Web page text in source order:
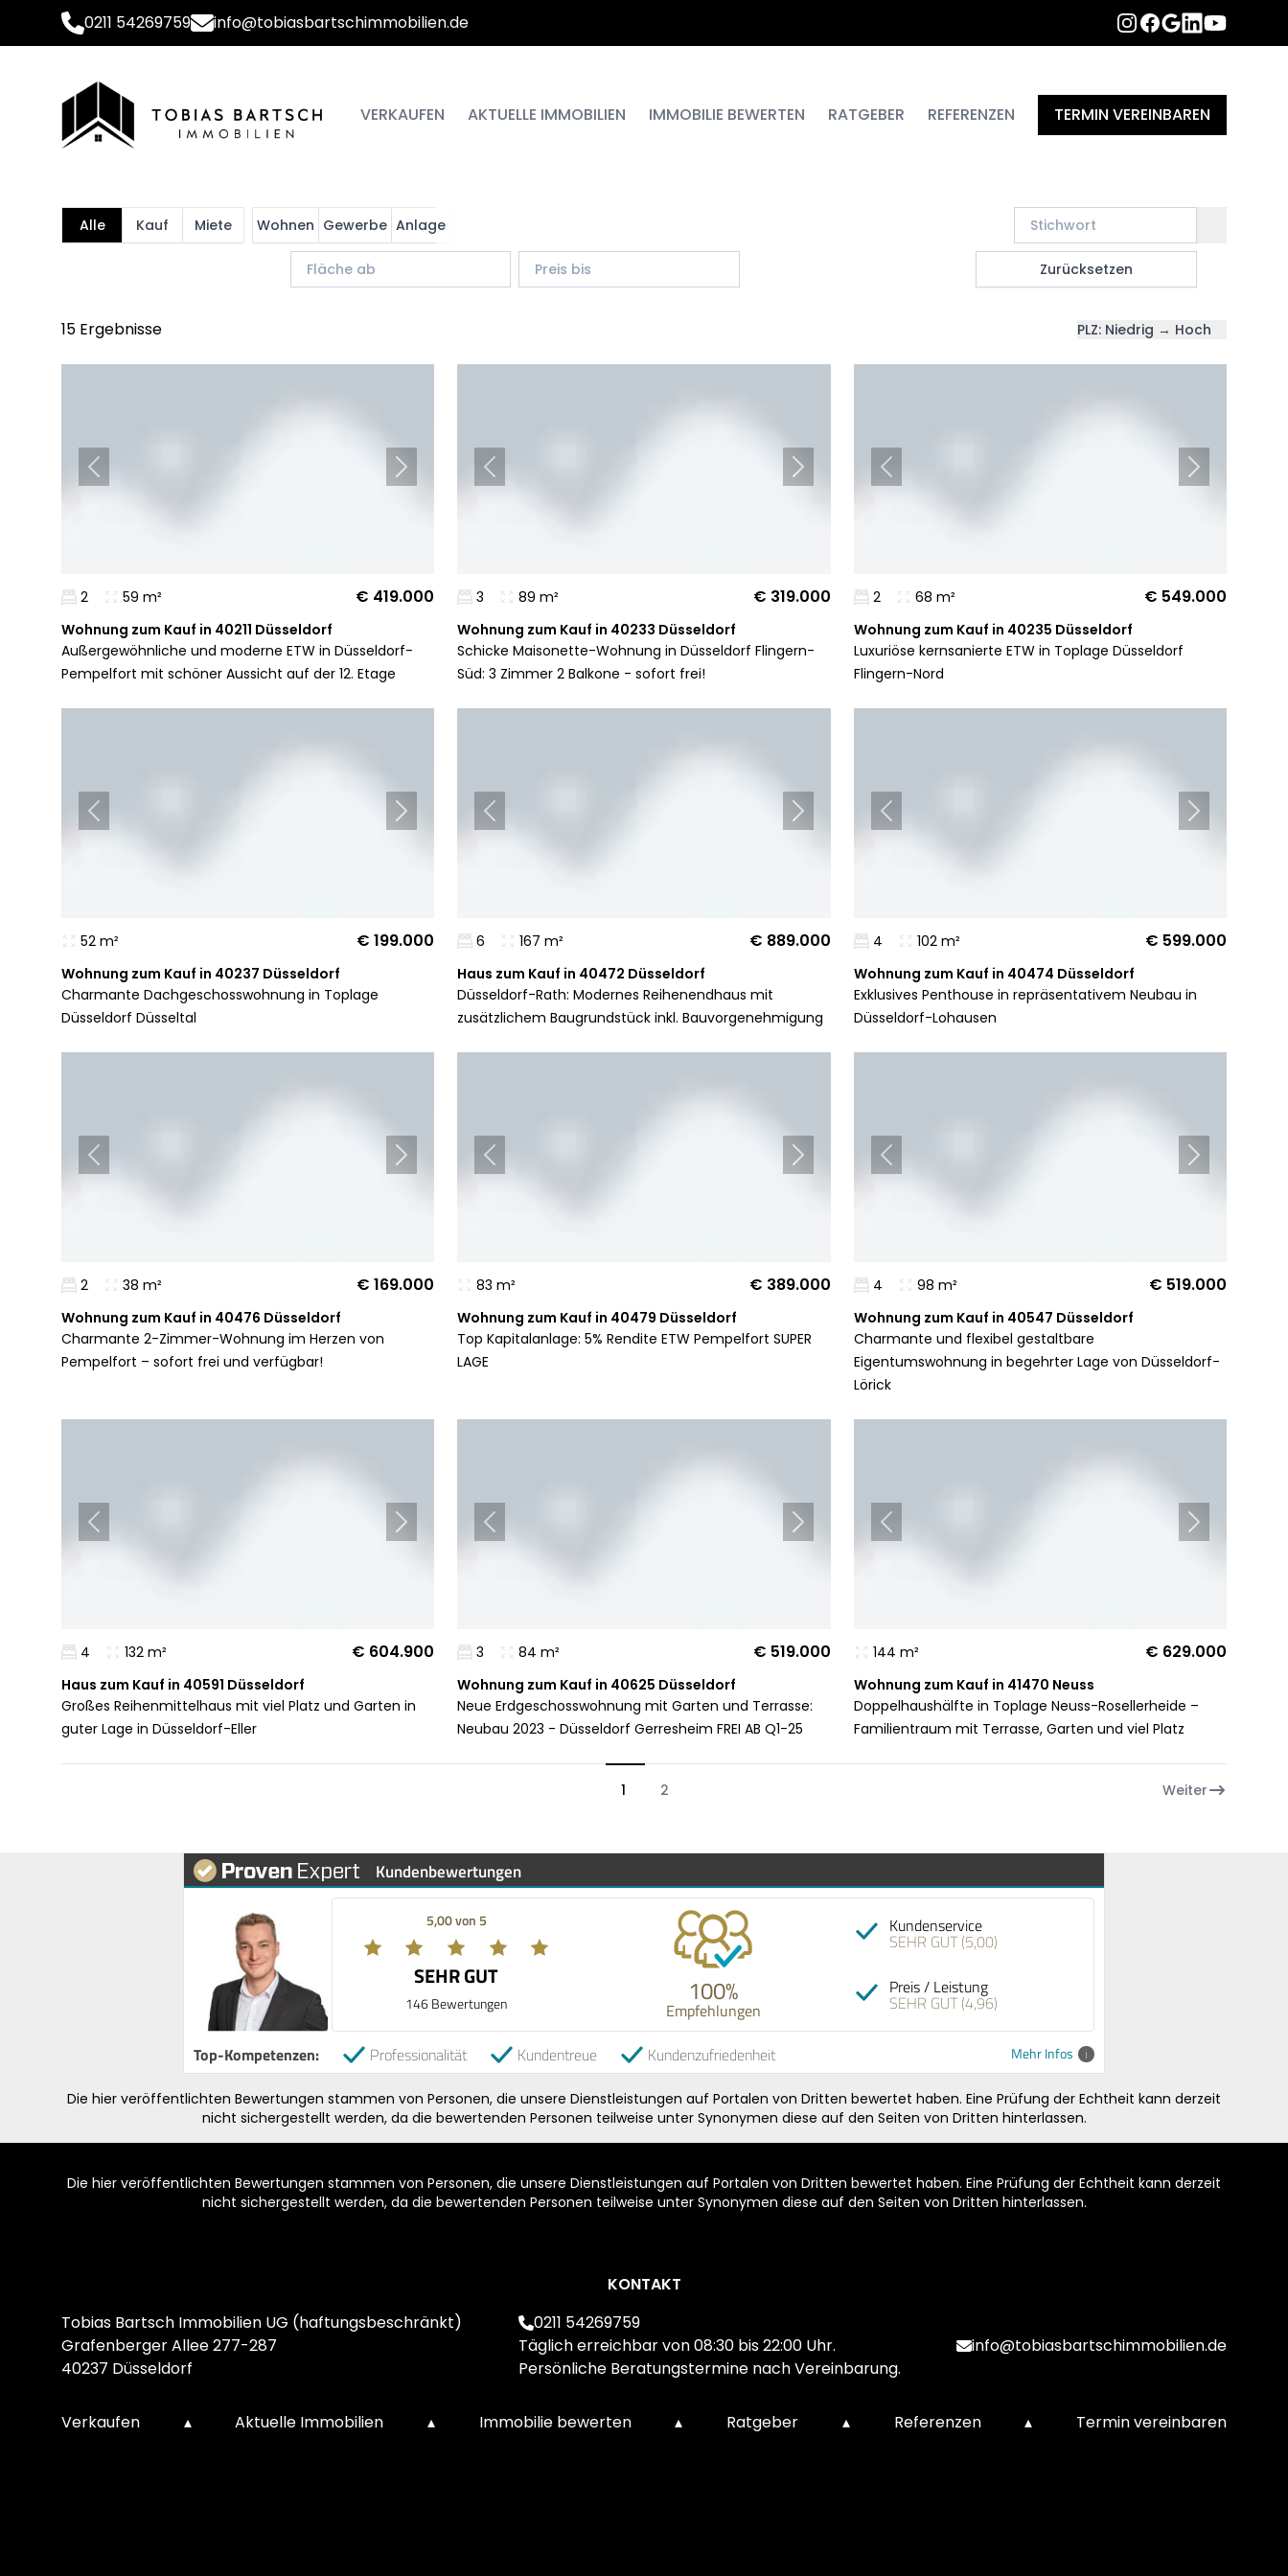
0211 54269759 info@tobiasbartschimmobilien.de INSTAGRAM
FACEBOOK
GOOGLE
LINKEDIN
YOUTUBE
VERKAUFEN AKTUELLE IMMOBILIEN IMMOBILIE BEWERTEN RATGEBER REFERENZEN TERMIN VEREINBAREN
Alle Kauf Miete Wohnen Gewerbe Anlage
Zurücksetzen
15 Ergebnisse PLZ: Niedrig → Hoch
2 59 m² € 419.000
Wohnung zum Kauf in 40211 Düsseldorf
Außergewöhnliche und moderne ETW in Düsseldorf-
Pempelfort mit schöner Aussicht auf der 12. Etage
3 89 m² € 319.000
Wohnung zum Kauf in 40233 Düsseldorf
Schicke Maisonette-Wohnung in Düsseldorf Flingern-
Süd: 3 Zimmer 2 Balkone - sofort frei!
2 68 m² € 549.000
Wohnung zum Kauf in 40235 Düsseldorf
Luxuriöse kernsanierte ETW in Toplage Düsseldorf
Flingern-Nord
52 m² € 199.000
Wohnung zum Kauf in 40237 Düsseldorf
Charmante Dachgeschosswohnung in Toplage
Düsseldorf Düsseltal
6 167 m² € 889.000
Haus zum Kauf in 40472 Düsseldorf
Düsseldorf-Rath: Modernes Reihenendhaus mit
zusätzlichem Baugrundstück inkl. Bauvorgenehmigung
4 102 m² € 599.000
Wohnung zum Kauf in 40474 Düsseldorf
Exklusives Penthouse in repräsentativem Neubau in
Düsseldorf-Lohausen
2 38 m² € 169.000
Wohnung zum Kauf in 40476 Düsseldorf
Charmante 2-Zimmer-Wohnung im Herzen von
Pempelfort – sofort frei und verfügbar!
83 m² € 389.000
Wohnung zum Kauf in 40479 Düsseldorf
Top Kapitalanlage: 5% Rendite ETW Pempelfort SUPER
LAGE
4 98 m² € 519.000
Wohnung zum Kauf in 40547 Düsseldorf
Charmante und flexibel gestaltbare
Eigentumswohnung in begehrter Lage von Düsseldorf-
Lörick
4 132 m² € 604.900
Haus zum Kauf in 40591 Düsseldorf
Großes Reihenmittelhaus mit viel Platz und Garten in
guter Lage in Düsseldorf-Eller
3 84 m² € 519.000
Wohnung zum Kauf in 40625 Düsseldorf
Neue Erdgeschosswohnung mit Garten und Terrasse:
Neubau 2023 - Düsseldorf Gerresheim FREI AB Q1-25
144 m² € 629.000
Wohnung zum Kauf in 41470 Neuss
Doppelhaushälfte in Toplage Neuss-Rosellerheide –
Familientraum mit Terrasse, Garten und viel Platz
1 2 Weiter
Kundenbewertungen
5,00 von 5
SEHR GUT
146 Bewertungen 100%
Empfehlungen
Kundenservice
SEHR GUT (5,00)
Preis / Leistung
SEHR GUT (4,96)
Mehr Infos
Top-Kompetenzen: Professionalität Kundentreue Kundenzufriedenheit
Die hier veröffentlichten Bewertungen stammen von Personen, die unsere Dienstleistungen auf Portalen von Dritten bewertet haben. Eine Prüfung der Echtheit kann derzeit
nicht sichergestellt werden, da die bewertenden Personen teilweise unter Synonymen diese auf den Seiten von Dritten hinterlassen.
Die hier veröffentlichten Bewertungen stammen von Personen, die unsere Dienstleistungen auf Portalen von Dritten bewertet haben. Eine Prüfung der Echtheit kann derzeit
nicht sichergestellt werden, da die bewertenden Personen teilweise unter Synonymen diese auf den Seiten von Dritten hinterlassen.
KONTAKT
Tobias Bartsch Immobilien UG (haftungsbeschränkt)
Grafenberger Allee 277-287
40237 Düsseldorf
0211 54269759
Täglich erreichbar von 08:30 bis 22:00 Uhr.
Persönliche Beratungstermine nach Vereinbarung.
info@tobiasbartschimmobilien.de
Verkaufen ▴ Aktuelle Immobilien ▴ Immobilie bewerten ▴ Ratgeber ▴ Referenzen ▴ Termin vereinbaren